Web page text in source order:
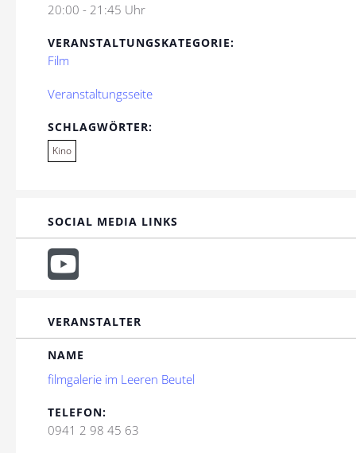
20:00 - 21:45 Uhr
VERANSTALTUNGSKATEGORIE:
Film
Veranstaltungsseite
SCHLAGWÖRTER:
Kino
SOCIAL MEDIA LINKS
VERANSTALTER
NAME
filmgalerie im Leeren Beutel
TELEFON:
0941 2 98 45 63